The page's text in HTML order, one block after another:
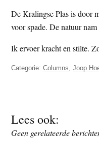
De Kralingse Plas is door
voor spade. De natuur
Ik ervoer kracht en stilte.
Categorie:Columns ,Joop
Lees ook:
Geen gerelateerde